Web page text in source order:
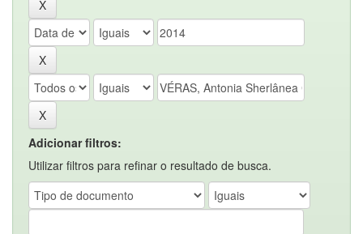
Adicionar filtros:
Utilizar filtros para refinar o resultado de busca.